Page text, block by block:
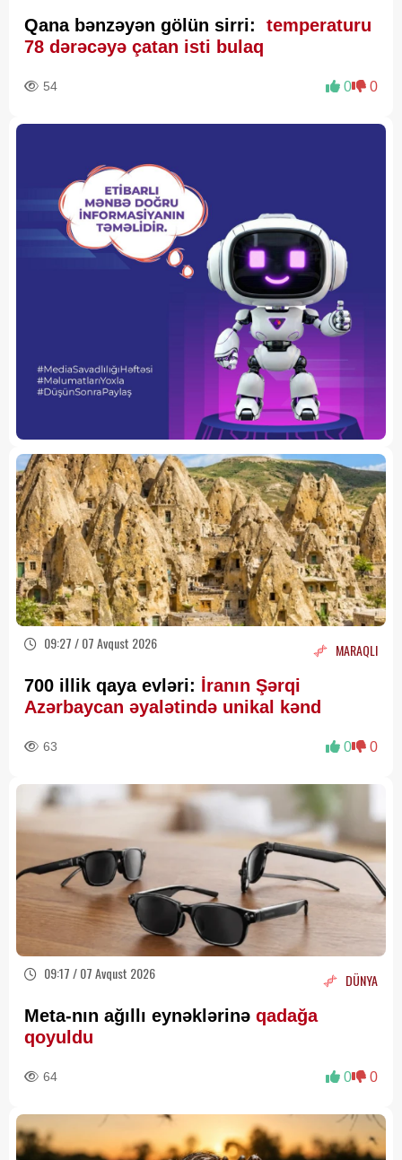
Qana bənzəyən gölün sirri: temperaturu
78 dərəcəyə çatan isti bulaq
54 0 0
09:27 / 07 Avqust 2026 MARAQLI
700 illik qaya evləri: İranın Şərqi
Azərbaycan əyalətində unikal kənd
63 0 0
09:17 / 07 Avqust 2026 DÜNYA
Meta-nın ağıllı eynəklərinə qadağa
qoyuldu
64 0 0